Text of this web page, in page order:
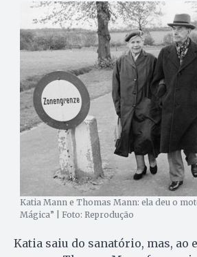
Katia Mann e Thomas Mann: ela deu o
Mágica” | Foto: Reprodução
Katia saiu do sanatório, mas, ao